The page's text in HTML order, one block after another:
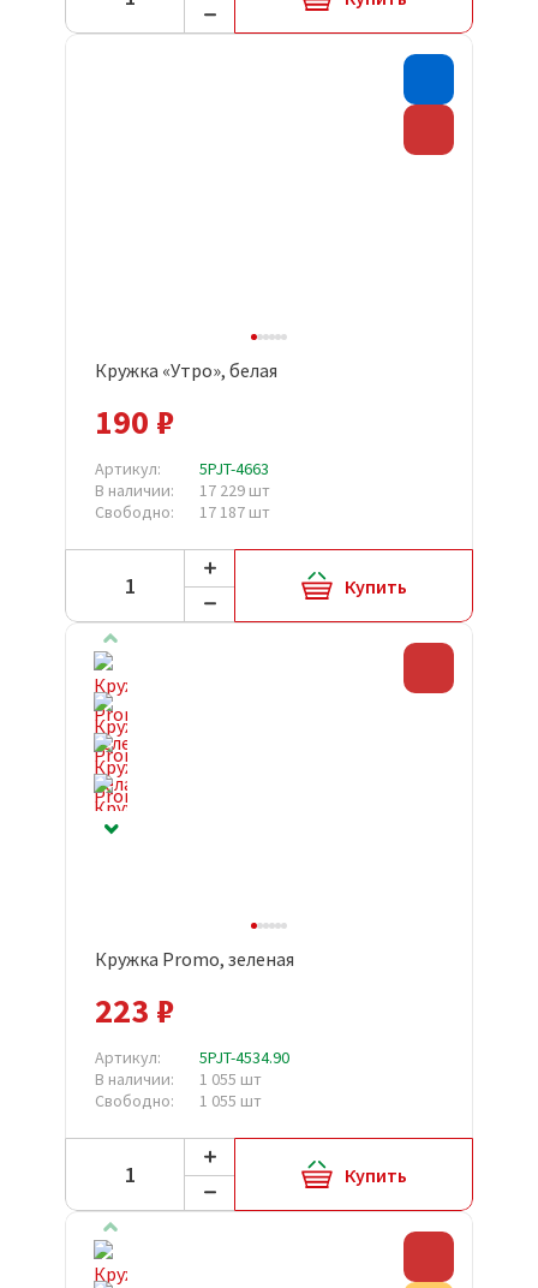
Кружка «Утро», белая
190 ₽
Артикул:
5PJT-4663
В наличии:
17 229 шт
Свободно:
17 187 шт
Купить
Кружка Promo, зеленая
223 ₽
Артикул:
5PJT-4534.90
В наличии:
1 055 шт
Свободно:
1 055 шт
Купить